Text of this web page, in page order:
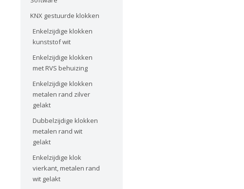
KNX gestuurde klokken
Enkelzijdige klokken
kunststof wit
Enkelzijdige klokken
met RVS behuizing
Enkelzijdige klokken
metalen rand zilver
gelakt
Dubbelzijdige klokken
metalen rand wit
gelakt
Enkelzijdige klok
vierkant, metalen rand
wit gelakt